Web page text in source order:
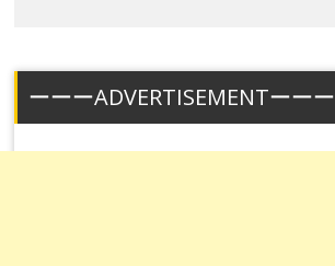
ーーーADVERTISEMENTーーー